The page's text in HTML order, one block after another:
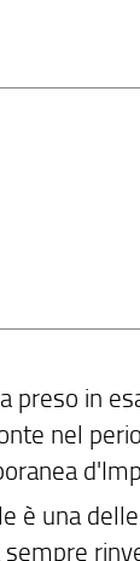
preso in
nel
è una